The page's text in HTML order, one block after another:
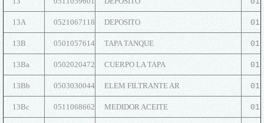
13A 0521067118 DEPOSITO 01
13B 0501057614 TAPA TANQUE 01
13Ba 0502020472 CUERPO LA TAPA 01
13Bb 0503030044 ELEM FILTRANTE AR 01
13Bc 0511068662 MEDIDOR ACEITE 01